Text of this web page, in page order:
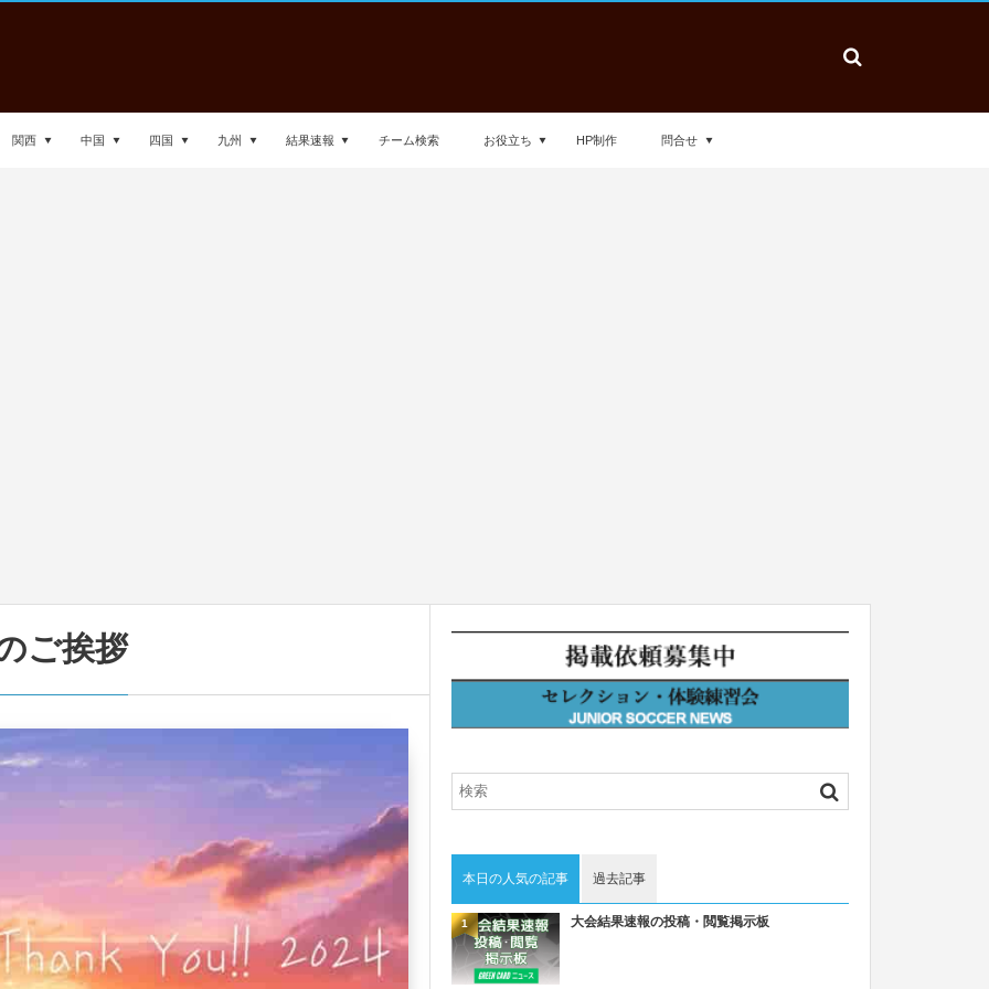
関西 中国 四国 九州 結果速報 チーム検索 お役立ち HP制作 問合せ
ご挨拶
本日の人気の記事 過去記事
大会結果速報の投稿・閲覧掲示板
1